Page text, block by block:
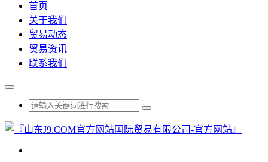
首页
关于我们
贸易动态
贸易资讯
联系我们